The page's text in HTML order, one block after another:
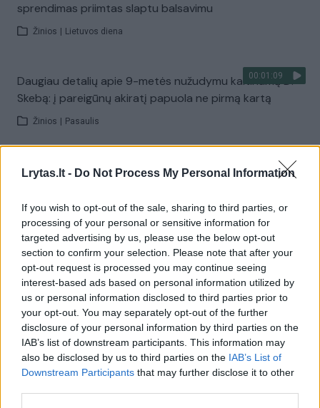
Lrytas.lt - Do Not Process My Personal Information
If you wish to opt-out of the sale, sharing to third parties, or
processing of your personal or sensitive information for
targeted advertising by us, please use the below opt-out
section to confirm your selection. Please note that after your
opt-out request is processed you may continue seeing
interest-based ads based on personal information utilized by
us or personal information disclosed to third parties prior to
your opt-out. You may separately opt-out of the further
disclosure of your personal information by third parties on the
IAB’s list of downstream participants. This information may
also be disclosed by us to third parties on the IAB’s List of
Downstream Participants that may further disclose it to other
sprendimas priimtas slaptu balsavimu
Žinios Lietuvos diena
00:01:09
Daugiau detalių apie 9-metės nužudymu kaltinamą D.
Skebą: į pareigūnų akiratį papuola ne pirmą kartą
Žinios Pasaulis
00:00:27
L. Pernavui pratimas su štanga ant namo stogo baigėsi
Žinios | Sportas
00:01:27
Naujojo generalinio policijos komisaro užmojis – gerokai
padidinti pareigūnų algas
Žinios | Lietuvos diena
00:01:01
Paskirtas naujasis policijos generalinis komisaras
Žinios | Lietuvos diena